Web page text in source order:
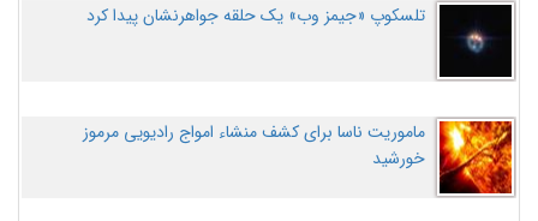
تلسکوپ «جیمز وب» یک حلقه جواهرنشان پیدا کرد
ماموریت ناسا برای کشف منشاء امواج رادیویی مرموز
خورشید